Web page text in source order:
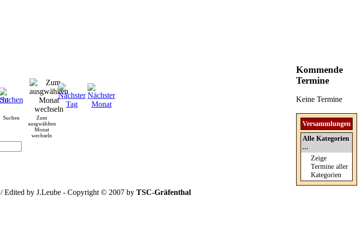
Suchen
Zum
ausgwählten
Monat
wechseln
Kommende
Termine
Keine Termine
Versammlungen
Alle Kategorien
...
Zeige
Termine aller
Kategorien
/ Edited by J.Leube - Copyright © 2007 by TSC-Gräfenthal